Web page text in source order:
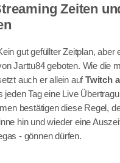
Zeiten
gut gefüllter Zeitplan, aber
Jarttu84 geboten. Wie die
auch er allein aufTwitch
jeden Tag eine Live
bestätigen diese Regel,
hin und wieder eine
- gönnen dürfen.